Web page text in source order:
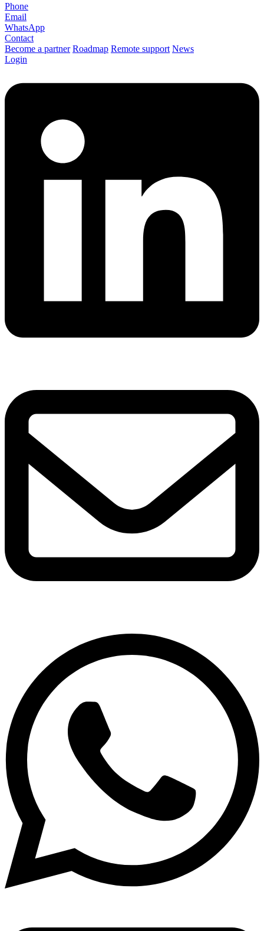
Phone
Email
WhatsApp
Contact
Become a partner Roadmap Remote support News
Login